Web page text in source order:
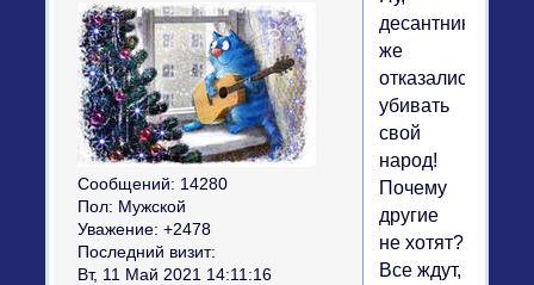
Сообщений: 14280
Пол: Мужской
Уважение: +2478
Последний визит:
Вт, 11 Май 2021 14:11:16
десантники
же
отказались
убивать
свой
народ!
Почему
другие
не хотят?
Все ждут,